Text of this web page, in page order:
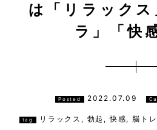
は「リラックス
ラ」「快
Posted 2022.07.09
tag リラックス , 勃起 ,快感, 脳トレ